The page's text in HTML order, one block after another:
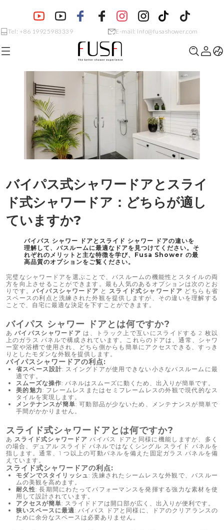
Tel: +86 19925983339 E-mail: info@fusashower.com
バイパス式シャワードアとスライ
ド式シャワードア：どちらが適し
ていますか?
バイパス シャワー ドアとスライド シャワー ドアの違いを
理解して、バスルームに最適なドアを見つけてください。そ
れぞれのメリットと主な特徴を学び、Fusa Shower の最
高品質のオプションをご覧ください。
完璧なシャワードアを選ぶことで、バスルームの機能性とスタイルの両
方を向上させることができます。最も人気のあるオプションは次のとお
りです。 バイパスシャワードア と スライド式シャワードア どちらも省
スペースの利点と洗練された外観を提供しますが、その違いを理解する
ことで、自宅に最適な決定を下すことができます。
バイパス シャワー ドアとは何ですか?
あ バイパスシャワードア は、トラック上で互いにスライドする 2 枚以
上のガラス パネルで構成されています。これらのドアは、通常、シャワ
ー室や浴槽で使用され、どちら側からも簡単にアクセスできる、すっき
りとしたモダンな外観を提供します。
バイパスシャワードアの利点:
省スペース設計: スイングドアが使用できない小さなバスルームに最
適です。
スムーズな操作: パネルはスムーズに動くため、出入りが簡単です。
美的魅力: フレームレスまたはセミフレームレスの外観で現代的なス
タイルを実現します。
メンテナンスが簡単: 可動部品が少ないため、メンテナンスが簡単で
手間がかかりません。
スライド式シャワードアとは何ですか?
あ スライド式シャワードア バイパス ドアと同様に機能しますが、多く
の場合、デュアル スライド パネルではなくシングル スライド パネルを
指します。通常、1 つ以上の可動パネルを備えた固定ガラス パネルを備
えています。
スライド式シャワードアの利点:
モダンでスタイリッシュ : 洗練されたシームレスな外観で、バスルー
ムの美観を高めます。
耐久性: 長期間にわたってパフォーマンスを発揮する強力な素材を使
用して設計されています。
アクセスが簡単: スライドドアは開口部が広く、出入りが便利です。
狭いスペースに最適: バイパス ドアと同様に、ドアのクリアランスの
ために余分なスペースは必要ありません。